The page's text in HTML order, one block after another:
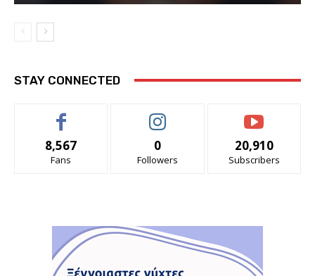
STAY CONNECTED
8,567
Fans
0
Followers
20,910
Subscribers